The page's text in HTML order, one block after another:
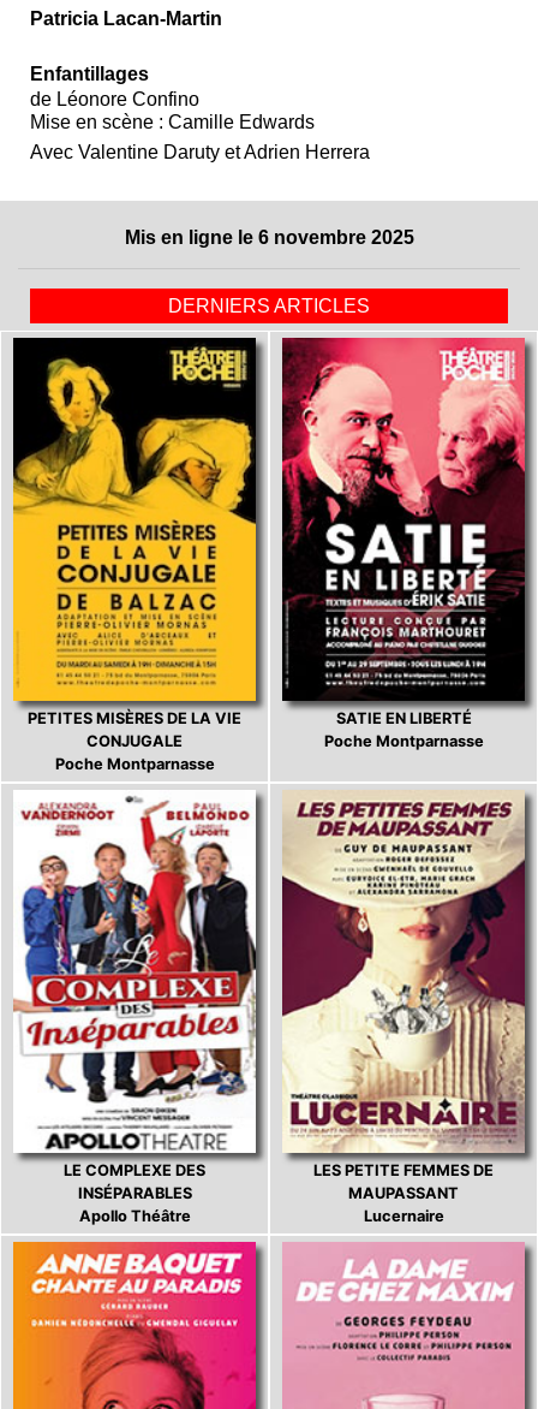
Patricia Lacan-Martin
Enfantillages
de Léonore Confino
Mise en scène : Camille Edwards
Avec Valentine Daruty et Adrien Herrera
Mis en ligne le 6 novembre 2025
DERNIERS ARTICLES
PETITES MISÈRES DE LA VIE
CONJUGALE
Poche Montparnasse
SATIE EN LIBERTÉ
Poche Montparnasse
LE COMPLEXE DES
INSÉPARABLES
Apollo Théâtre
LES PETITE FEMMES DE
MAUPASSANT
Lucernaire